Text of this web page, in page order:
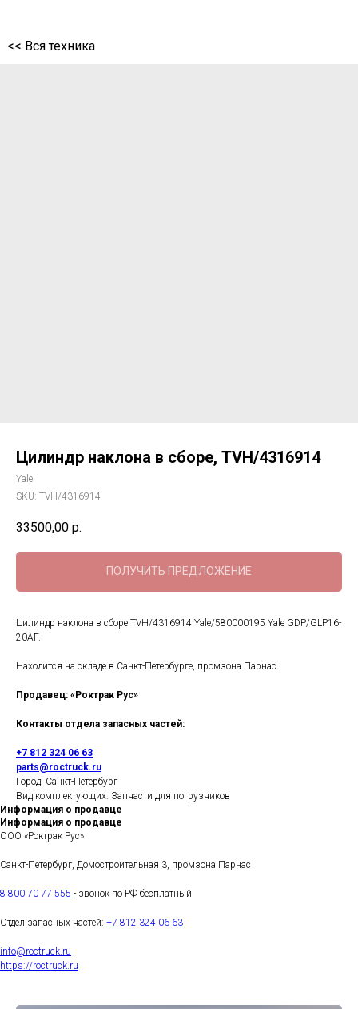
<< Вся техника
Цилиндр наклона в сборе, TVH/4316914
Yale
SKU: TVH/4316914
33500,00 р.
ПОЛУЧИТЬ ПРЕДЛОЖЕНИЕ
Цилиндр наклона в сборе TVH/4316914 Yale/580000195 Yale GDP/GLP16-
20AF.
Находится на складе в Санкт-Петербурге, промзона Парнас.
Продавец: «Роктрак Рус»
Контакты отдела запасных частей:
+7 812 324 06 63
parts@roctruck.ru
Город: Санкт-Петербург
Вид комплектующих: Запчасти для погрузчиков
Информация о продавце
Информация о продавце
ООО «Роктрак Рус»
Санкт-Петербург, Домостроительная 3, промзона Парнас
8 800 70 77 555 - звонок по РФ бесплатный
Отдел запасных частей: +7 812 324 06 63
info@roctruck.ru
https://roctruck.ru